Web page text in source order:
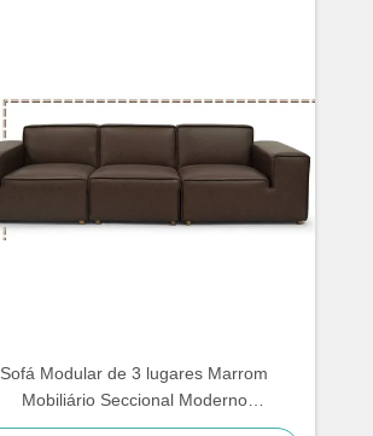
Sofá Modular de 3 lugares Marrom
Mobiliário Seccional Moderno
Personalizado